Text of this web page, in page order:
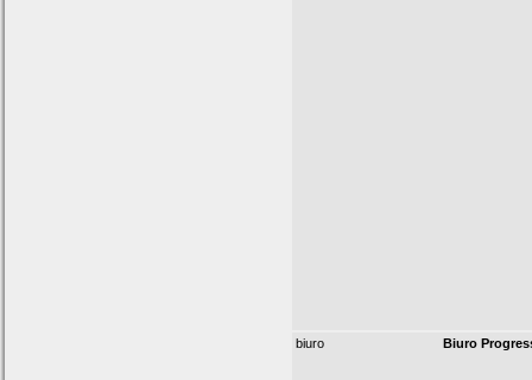
biuro Biuro